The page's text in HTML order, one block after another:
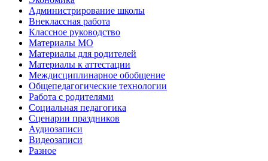
Администрирование школы
Внеклассная работа
Классное руководство
Материалы МО
Материалы для родителей
Материалы к аттестации
Междисциплинарное обобщение
Общепедагогические технологии
Работа с родителями
Социальная педагогика
Сценарии праздников
Аудиозаписи
Видеозаписи
Разное